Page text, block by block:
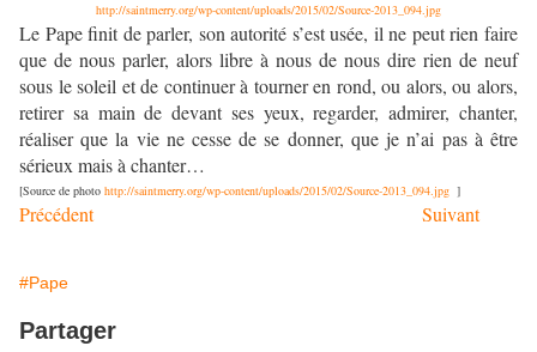
http://saintmerry.org/wp-content/uploads/2015/02/Source-2013_094.jpg
Le Pape finit de parler, son autorité s’est usée, il ne peut rien faire
que de nous parler, alors libre à nous de nous dire rien de neuf
sous le soleil et de continuer à tourner en rond, ou alors, ou alors,
retirer sa main de devant ses yeux, regarder, admirer, chanter,
réaliser que la vie ne cesse de se donner, que je n’ai pas à être
sérieux mais à chanter…
[Source de photo http://saintmerry.org/wp-content/uploads/2015/02/Source-2013_094.jpg ]
Précédent Suivant
#Pape
Partager